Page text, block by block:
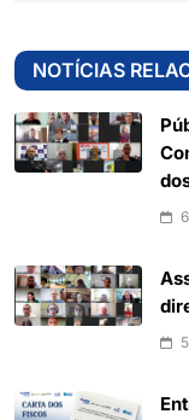
NOTÍCIAS